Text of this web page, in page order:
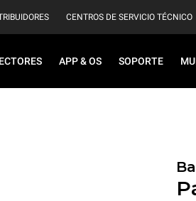
CENTROS DE SERVICIO TÉCNICO
APP & OS SOPORTE